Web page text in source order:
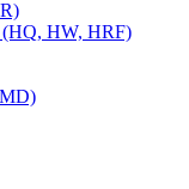
(HQ, HW, HRF)